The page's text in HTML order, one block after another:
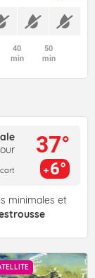
40
min
50
min
37°
6°
minimales et